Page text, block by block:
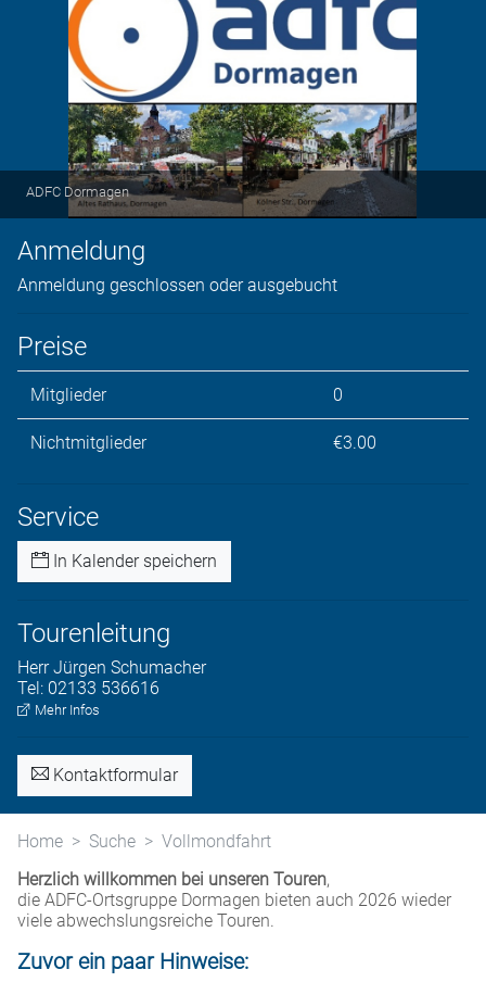
ADFC Dormagen
Anmeldung
Anmeldung geschlossen oder ausgebucht
Preise
Mitglieder 0
Nichtmitglieder €3.00
Service
In Kalender speichern
Tourenleitung
Herr Jürgen Schumacher
Tel: 02133 536616
Mehr Infos
Kontaktformular
Home Suche
Vollmondfahrt
Herzlich willkommen bei unseren Touren,
die ADFC-Ortsgruppe Dormagen bieten auch 2026 wieder
viele abwechslungsreiche Touren.
Zuvor ein paar Hinweise: